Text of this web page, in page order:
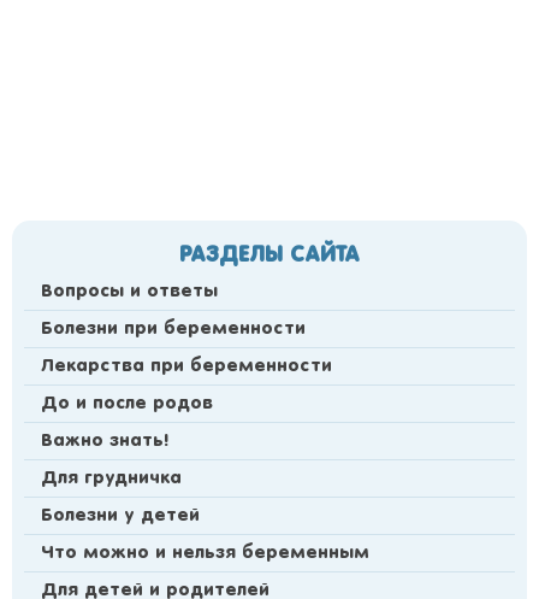
РАЗДЕЛЫ САЙТА
Вопросы и ответы
Болезни при беременности
Лекарства при беременности
До и после родов
Важно знать!
Для грудничка
Болезни у детей
Что можно и нельзя беременным
Для детей и родителей